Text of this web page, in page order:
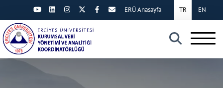
×
TR EN
ERÜ Anasayfa